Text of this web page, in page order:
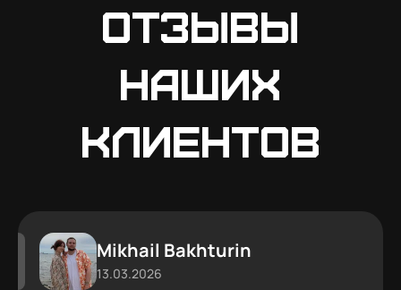
Отзывы
наших
клиентов
Mikhail Bakhturin
13.03.2026